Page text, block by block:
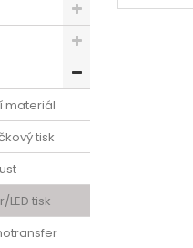
materiál
tisk
tisk